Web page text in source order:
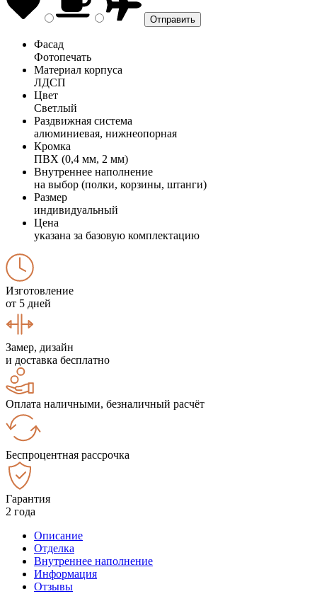
Фасад
Фотопечать
Материал корпуса
ЛДСП
Цвет
Светлый
Раздвижная система
алюминиевая, нижнеопорная
Кромка
ПВХ (0,4 мм, 2 мм)
Внутреннее наполнение
на выбор (полки, корзины, штанги)
Размер
индивидуальный
Цена
указана за базовую комплектацию
Изготовление
от 5 дней
Замер, дизайн
и доставка бесплатно
Оплата наличными, безналичный расчёт
Беспроцентная рассрочка
Гарантия
2 года
Описание
Отделка
Внутреннее наполнение
Информация
Отзывы